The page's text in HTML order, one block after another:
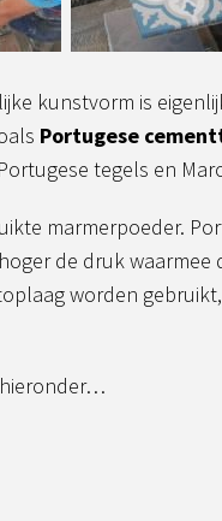
kunstvorm is
Portugese
tegels en
marmerpoeder.
de druk
worden
hieronder…